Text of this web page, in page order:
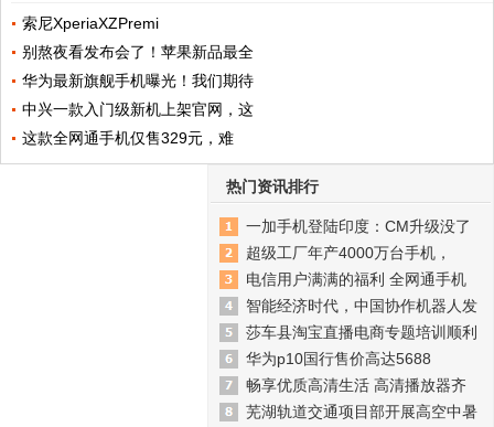
索尼XperiaXZPremi
别熬夜看发布会了！苹果新品最全
华为最新旗舰手机曝光！我们期待
中兴一款入门级新机上架官网，这
这款全网通手机仅售329元，难
热门资讯排行
一加手机登陆印度：CM升级没了
超级工厂年产4000万台手机，
电信用户满满的福利 全网通手机
智能经济时代，中国协作机器人发
莎车县淘宝直播电商专题培训顺利
华为p10国行售价高达5688
畅享优质高清生活 高清播放器齐
芜湖轨道交通项目部开展高空中暑